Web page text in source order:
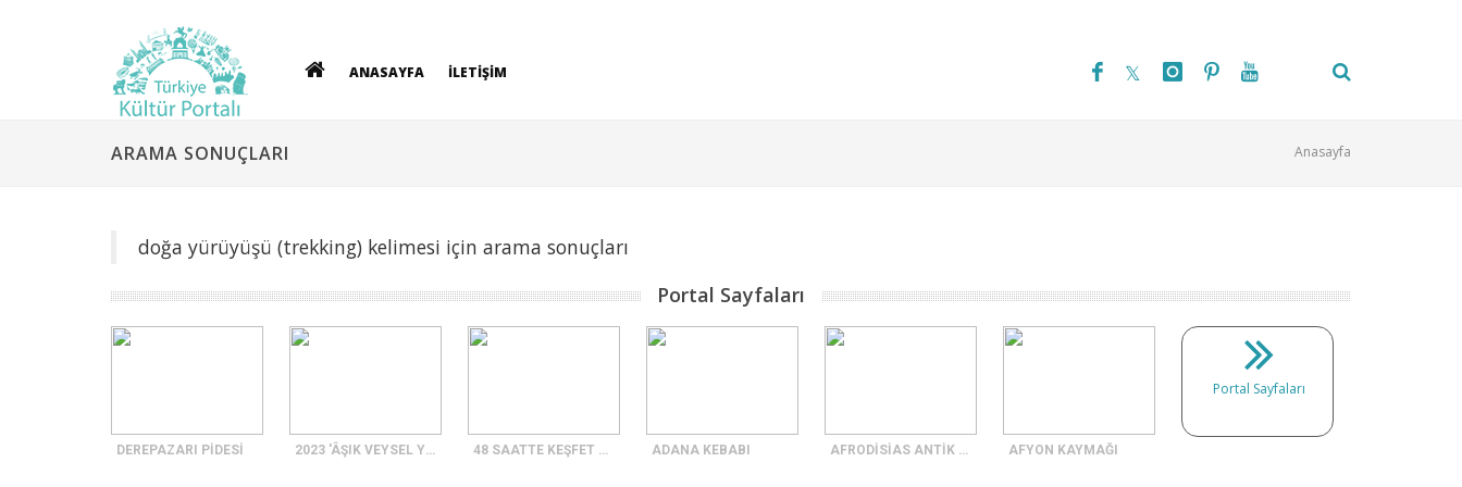
ANASAYFA İLETİŞİM
Anasayfa
ARAMA SONUÇLARI
doğa yürüyüşü (trekking) kelimesi için arama sonuçları
Portal Sayfaları
DEREPAZARI PİDESİ 2023 'ÂŞIK VEYSEL YILI' 48 SAATTE KEŞFET SAMSUN ADANA KEBABI AFRODİSİAS ANTİK KENTİ AFYON KAYMAĞI
Portal Sayfaları